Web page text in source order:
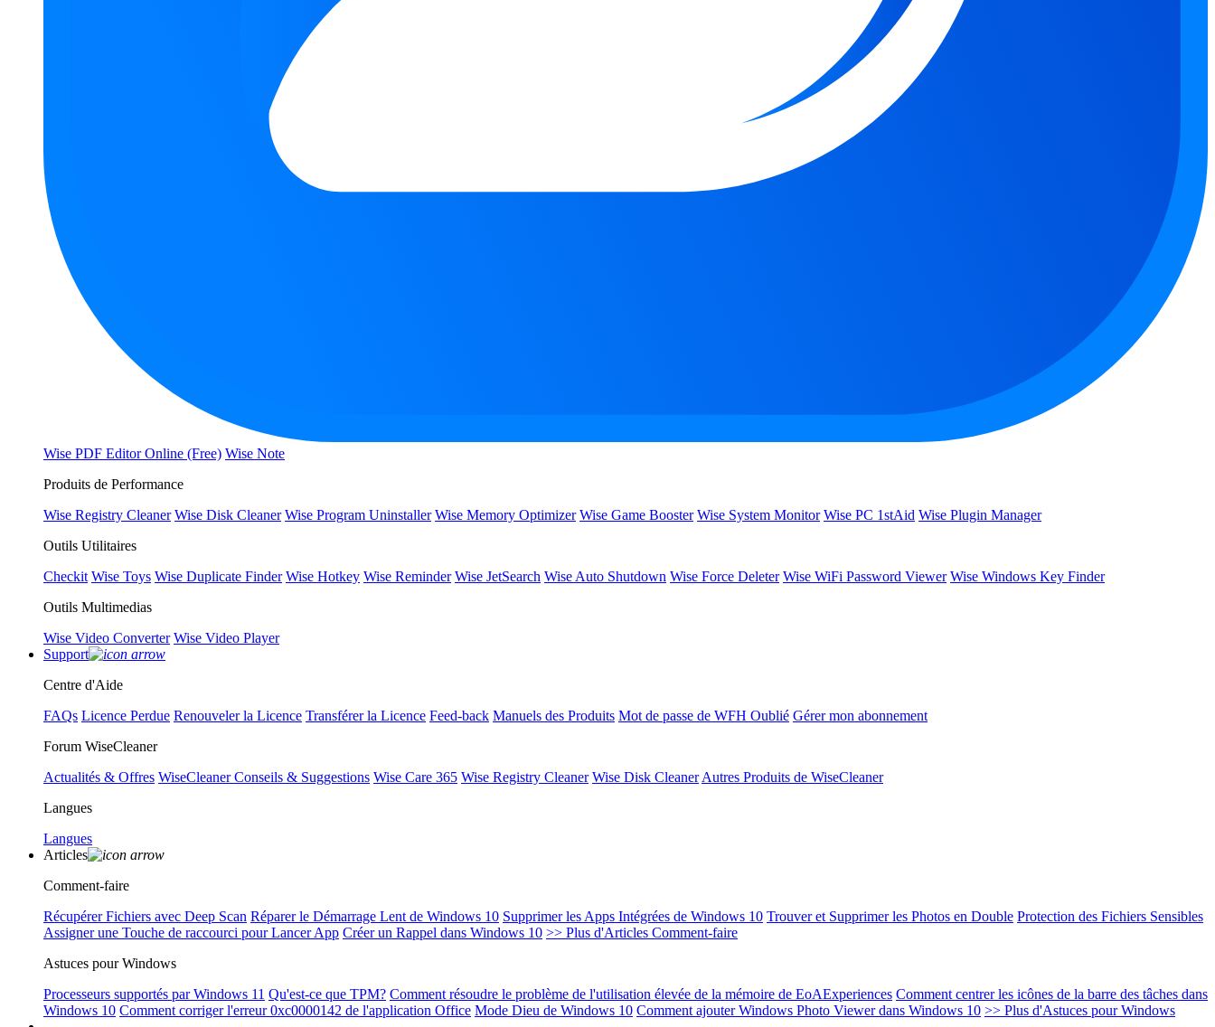
Wise PDF Editor Online (Free) Wise Note
Produits de Performance
Wise Registry Cleaner Wise Disk Cleaner Wise Program Uninstaller Wise Memory Optimizer Wise Game Booster Wise System Monitor Wise PC 1stAid Wise Plugin Manager
Outils Utilitaires
Checkit Wise Toys Wise Duplicate Finder Wise Hotkey Wise Reminder Wise JetSearch Wise Auto Shutdown Wise Force Deleter Wise WiFi Password Viewer Wise Windows Key Finder
Outils Multimedias
Wise Video Converter Wise Video Player
Support
Centre d'Aide
FAQs Licence Perdue Renouveler la Licence Transférer la Licence Feed-back Manuels des Produits Mot de passe de WFH Oublié Gérer mon abonnement
Forum WiseCleaner
Actualités & Offres WiseCleaner Conseils & Suggestions Wise Care 365 Wise Registry Cleaner Wise Disk Cleaner Autres Produits de WiseCleaner
Langues
Langues
Articles
Comment-faire
Récupérer Fichiers avec Deep Scan Réparer le Démarrage Lent de Windows 10 Supprimer les Apps Intégrées de Windows 10 Trouver et Supprimer les Photos en Double Protection des Fichiers Sensibles
Assigner une Touche de raccourci pour Lancer App Créer un Rappel dans Windows 10 >> Plus d'Articles Comment-faire
Astuces pour Windows
Processeurs supportés par Windows 11 Qu'est-ce que TPM? Comment résoudre le problème de l'utilisation élevée de la mémoire de EoAExperiences Comment centrer les icônes de la barre des tâches dans
Windows 10 Comment corriger l'erreur 0xc0000142 de l'application Office Mode Dieu de Windows 10 Comment ajouter Windows Photo Viewer dans Windows 10 >> Plus d'Astuces pour Windows